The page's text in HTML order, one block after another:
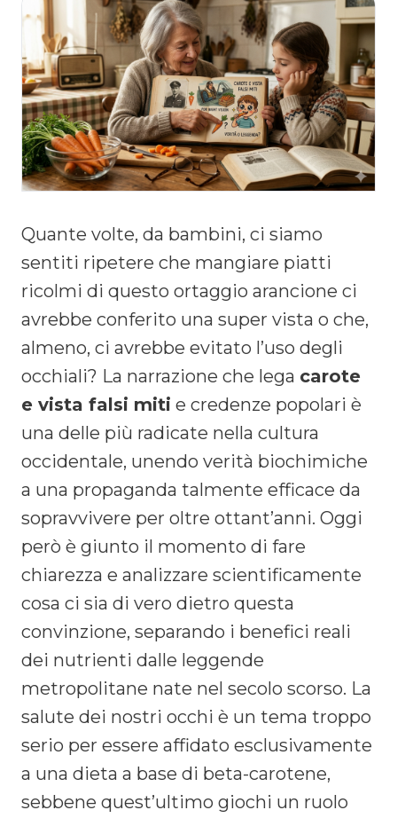
Quante volte, da bambini, ci siamo
sentiti ripetere che mangiare piatti
ricolmi di questo ortaggio arancione ci
avrebbe conferito una super vista o che,
almeno, ci avrebbe evitato l’uso degli
occhiali? La narrazione che lega carote
e vista falsi miti e credenze popolari è
una delle più radicate nella cultura
occidentale, unendo verità biochimiche
a una propaganda talmente efficace da
sopravvivere per oltre ottant’anni. Oggi
però è giunto il momento di fare
chiarezza e analizzare scientificamente
cosa ci sia di vero dietro questa
convinzione, separando i benefici reali
dei nutrienti dalle leggende
metropolitane nate nel secolo scorso. La
salute dei nostri occhi è un tema troppo
serio per essere affidato esclusivamente
a una dieta a base di beta-carotene,
sebbene quest’ultimo giochi un ruolo